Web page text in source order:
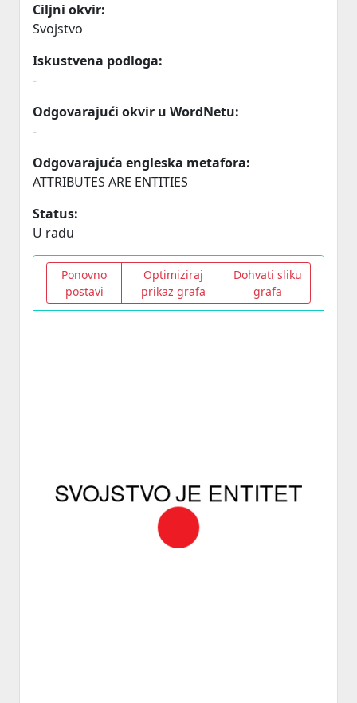
Ciljni okvir:
Svojstvo
Iskustvena podloga:
-
Odgovarajući okvir u WordNetu:
-
Odgovarajuća engleska metafora:
ATTRIBUTES ARE ENTITIES
Status:
U radu
Ponovno
postavi
Optimiziraj
prikaz grafa
Dohvati sliku
grafa